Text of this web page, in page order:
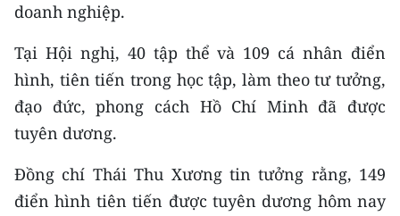
doanh nghiệp.
Tại Hội nghị, 40 tập thể và 109 cá nhân điển
hình, tiên tiến trong học tập, làm theo tư tưởng,
đạo đức, phong cách Hồ Chí Minh đã được
tuyên dương.
Đồng chí Thái Thu Xương tin tưởng rằng, 149
điển hình tiên tiến được tuyên dương hôm nay